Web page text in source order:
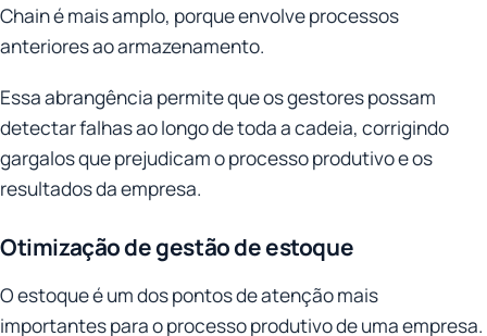
Chain é mais amplo, porque envolve processos
anteriores ao armazenamento.
Essa abrangência permite que os gestores possam
detectar falhas ao longo de toda a cadeia, corrigindo
gargalos que prejudicam o processo produtivo e os
resultados da empresa.
Otimização de gestão de estoque
O estoque é um dos pontos de atenção mais
importantes para o processo produtivo de uma empresa.